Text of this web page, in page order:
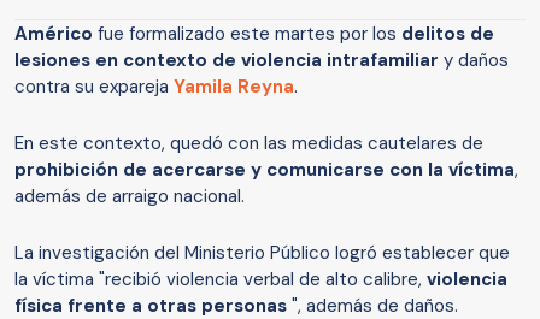
Américo fue formalizado este martes por los delitos de
lesiones en contexto de violencia intrafamiliar y daños
contra su expareja Yamila Reyna.
En este contexto, quedó con las medidas cautelares de
prohibición de acercarse y comunicarse con la víctima,
además de arraigo nacional.
La investigación del Ministerio Público logró establecer que
la víctima "recibió violencia verbal de alto calibre, violencia
física frente a otras personas ", además de daños.